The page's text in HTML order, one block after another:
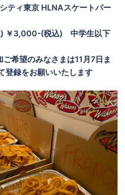
ティ東京 HLNAスケートパー
) ￥3,000-(税込) 中学生以下
希望のみなさまは11月7日ま
登録をお願いいたします